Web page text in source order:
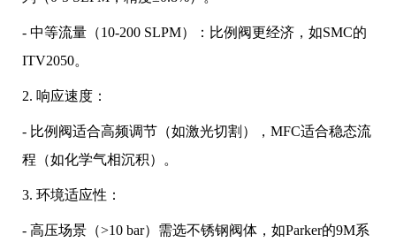
- 中等流量（10-200 SLPM）：比例阀更经济，如SMC的
ITV2050。
2. 响应速度：
- 比例阀适合高频调节（如激光切割），MFC适合稳态流
程（如化学气相沉积）。
3. 环境适应性：
- 高压场景（>10 bar）需选不锈钢阀体，如Parker的9M系